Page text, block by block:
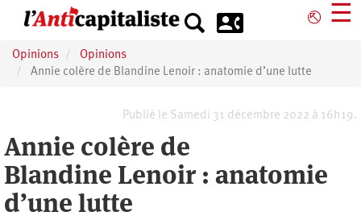
principal
⎋ ☰
Opinions
Opinions
Annie colère de Blandine Lenoir : anatomie d’une lutte
Publié le Samedi 31 décembre 2022 à 16h19.
Annie colère de
Blandine Lenoir : anatomie
d’une lutte